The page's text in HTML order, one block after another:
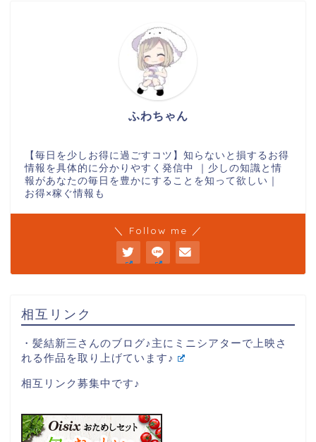
ふわちゃん
【毎日を少しお得に過ごすコツ】知らないと損するお得
情報を具体的に分かりやすく発信中 ｜少しの知識と情
報があなたの毎日を豊かにすることを知って欲しい｜
お得×稼ぐ情報も
＼ Follow me ／
相互リンク
・髪結新三さんのブログ♪主にミニシアターで上映さ
れる作品を取り上げています♪
相互リンク募集中です♪